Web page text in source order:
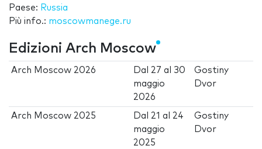
Paese: Russia
Più info.: moscowmanege.ru
Edizioni Arch Moscow
Arch Moscow 2026 Dal 27 al 30
maggio
2026
Gostiny
Dvor
Arch Moscow 2025 Dal 21 al 24
maggio
2025
Gostiny
Dvor